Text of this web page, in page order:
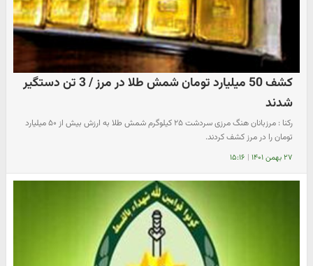
کشف 50 میلیارد تومان شمش طلا در مرز / 3 تن دستگیر
شدند
رکنا : مرزبانان هنگ مرزی سردشت ۲۵ کیلوگرم شمش طلا به ارزش بیش از ۵۰ میلیارد
تومان را در مرز کشف کردند.
۲۷ بهمن ۱۴۰۱ | ۱۵:۱۶